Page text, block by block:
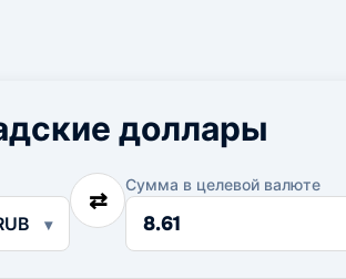
доллары
⇄
Сумма в целевой валюте
Сумма